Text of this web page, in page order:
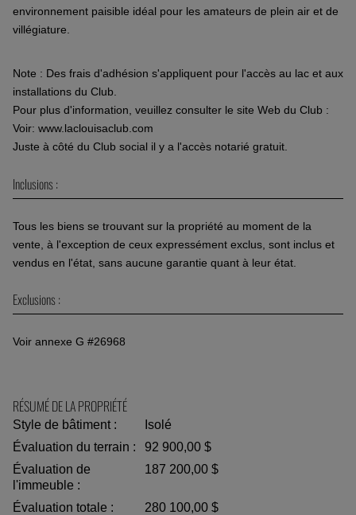
environnement paisible idéal pour les amateurs de plein air et de
villégiature.
Note : Des frais d'adhésion s'appliquent pour l'accès au lac et aux
installations du Club.
Pour plus d'information, veuillez consulter le site Web du Club :
Voir: www.laclouisaclub.com
Juste à côté du Club social il y a l'accès notarié gratuit.
Inclusions :
Tous les biens se trouvant sur la propriété au moment de la
vente, à l'exception de ceux expressément exclus, sont inclus et
vendus en l'état, sans aucune garantie quant à leur état.
Exclusions :
Voir annexe G #26968
RÉSUMÉ DE LA PROPRIÉTÉ
Style de bâtiment :
Isolé
Évaluation du terrain :
92 900,00 $
Évaluation de
l'immeuble :
187 200,00 $
Évaluation totale :
280 100,00 $